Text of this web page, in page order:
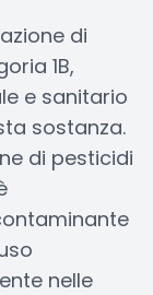
di
1B,
e sanitario
sostanza.
di pesticidi
nelle